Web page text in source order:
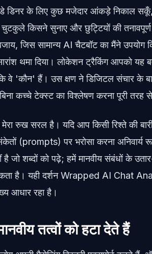
डिनर के लिए कुछ मजेदार आंकड़े निकाल
चुटकुले किसने सुनाए और छुट्टियों की
जिस सामान्य AI चैटबॉट का मैंने
थमा दिया। लोकेशन ट्रैकिंग आपको यह
वे 'कौन' हैं। उस क्षण ने डिजिटल संचार के
कच्चे टेक्स्ट का विश्लेषण करना पूरी तरह
रुख सरल है। यदि आप किसी रिश्ते की
(prompts) पर भरोसा करना
जो शब्दों को पढ़े; हमें मानवीय संबंधों के
है। यही दर्शन Wrapped AI Chat
आधार रहा है।
तत्वों को हटा देते हैं